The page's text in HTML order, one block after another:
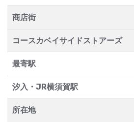
商店街
コースカベイサイドストアーズ
最寄駅
汐入・JR横須賀駅
所在地